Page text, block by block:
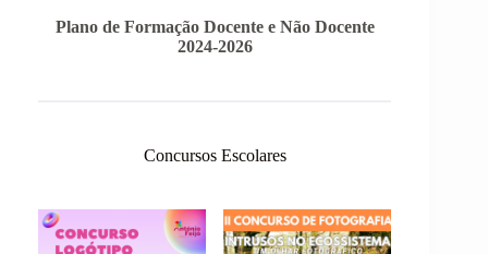
Plano de Formação Docente e Não Docente
2024-2026
Concursos Escolares